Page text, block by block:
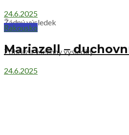
Žádný výsledek
Zobrazit všechny výsledky
24.6.2025
Rakousko
Mariazell –
24.6.2025